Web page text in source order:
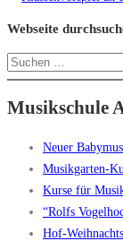
Webseite
Suchen
nach:
Musikschule
Neuer
Musikgarten-
Kurse für
“Rolfs
Hof-